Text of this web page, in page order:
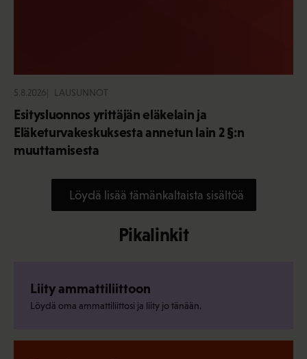
5.8.2026 LAUSUNNOT
Esitysluonnos yrittäjän eläkelain ja
Eläketurvakeskuksesta annetun lain 2 §:n
muuttamisesta
Löydä lisää tämänkaltaista sisältöä
Pikalinkit
Liity ammattiliittoon
Löydä oma ammattiliittosi ja liity jo tänään.